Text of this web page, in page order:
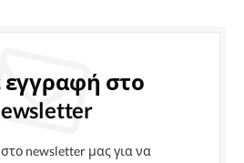
εγγραφή στο
newsletter μας για να